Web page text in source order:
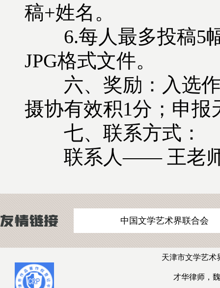
稿+姓名。
6.每人最多投稿5幅
JPG格式文件。
六、奖励：入选作
摄协有效积1分；申报
七、联系方式：
联系人—— 王老师
中国文学艺术界联合会
天津市文学艺术
才华律师，